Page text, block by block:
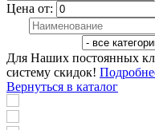
Цена от:
Для Наших постоянных
систему скидок!
Вернуться в каталог